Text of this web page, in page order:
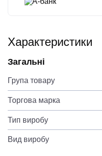
Характеристики
Загальні
Група товару
Торгова марка
Тип виробу
Вид виробу